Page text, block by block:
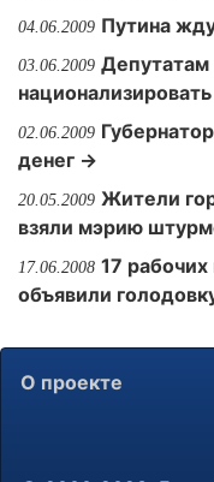
04.06.2009 Путина
03.06.2009
02.06.2009
денег →
20.05.2009 Жители
взяли мэрию
17.06.2008 17
объявили
О проекте